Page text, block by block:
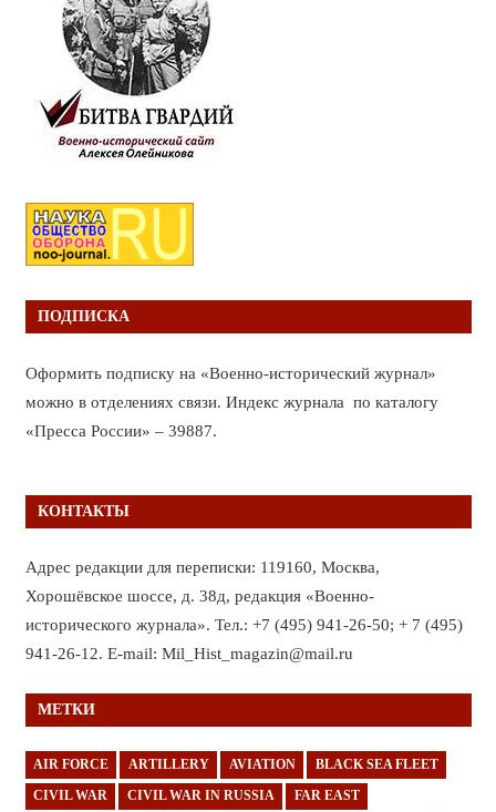
ПОДПИСКА
Оформить подписку на «Военно-исторический журнал»
можно в отделениях связи. Индекс журнала по каталогу
«Пресса России» – 39887.
КОНТАКТЫ
Адрес редакции для переписки: 119160, Москва,
Хорошёвское шоссе, д. 38д, редакция «Военно-
исторического журнала». Тел.: +7 (495) 941-26-50; + 7 (495)
941-26-12. E-mail: Mil_Hist_magazin@mail.ru
МЕТКИ
AIR FORCE ARTILLERY AVIATION BLACK SEA FLEET
CIVIL WAR CIVIL WAR IN RUSSIA FAR EAST